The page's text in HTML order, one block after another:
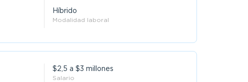
Híbrido
Modalidad laboral
$2,5 a $3 millones
Salario